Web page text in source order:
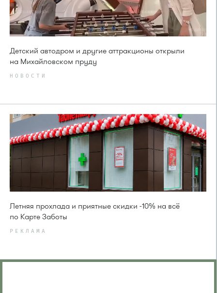
Детский автодром и другие аттракционы открыли
на Михайловском пруду
НОВОСТИ
Летняя прохлада и приятные скидки -10% на всё
по Карте Заботы
РЕКЛАМА